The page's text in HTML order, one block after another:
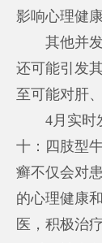
影响心理健康
其他并发
还可能引发
至可能对肝
4月实时发
十：四肢型
癣不仅会对
的心理健康
医，积极治